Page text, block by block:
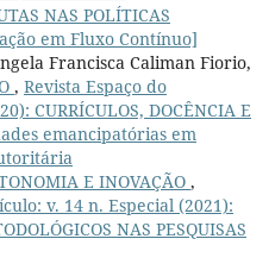
NAS POLÍTICAS
em Fluxo Contínuo]
Francisca Caliman Fiorio,
, Revista Espaço do
CURRÍCULOS, DOCÊNCIA E
emancipatórias em
E INOVAÇÃO ,
v. 14 n. Especial (2021):
NAS PESQUISAS